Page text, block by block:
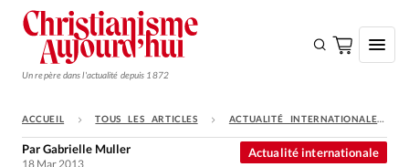
Un repère dans l'actualité depuis 1872
S'ABONNER
ACCUEIL TOUS LES ARTICLES ACTUALITÉ INTERNATIONALE
Actualité internationale
ParGabrielle Muller
18 Mar 2013